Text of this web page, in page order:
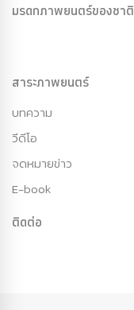
มรดกภาพยนตร์ของชาติ
สาระภาพยนตร์
บทความ
วีดีโอ
จดหมายข่าว
E-book
ติดต่อ